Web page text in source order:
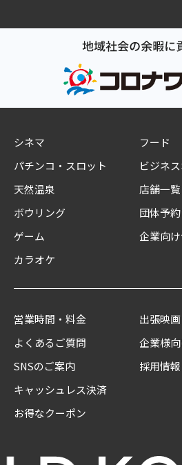
シネマ
パチンコ・スロット
天然温泉
ボウリング
ゲーム
カラオケ
フード
ビジネ
店舗一覧
団体予
企業向
営業時間・料金
よくあるご質問
SNSのご案内
キャッシュレス決済
お得なクーポン
出張映画
企業様
採用情報